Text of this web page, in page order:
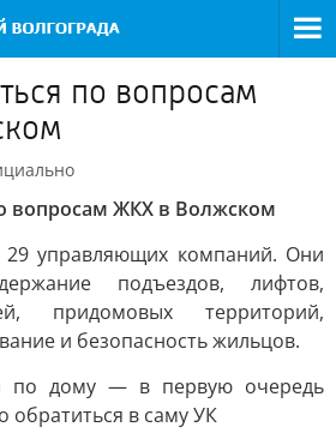
по вопросам
вопросам ЖКХ в Волжском
29 управляющих компаний. Они
подъездов, лифтов,
придомовых территорий,
и безопасность жильцов.
по дому — в первую очередь
обратиться в саму УК